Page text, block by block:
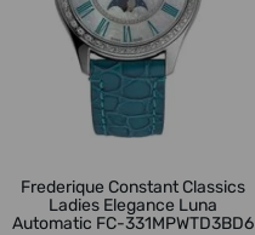
Frederique Constant Classics
Ladies Elegance Luna
Automatic FC-331MPWTD3BD6